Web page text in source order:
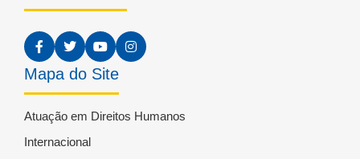
Mapa do Site
Atuação em Direitos Humanos
Internacional